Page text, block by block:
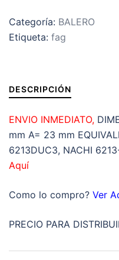
FAG
d=65mm
D=120mm
cantidad
Categoría: BALERO
Etiqueta: fag
DESCRIPCIÓN
ENVIO INMEDIATO,
mm A= 23 mm
6213DUC3, NACHI
Aquí
Como lo compro? Ver
PRECIO PARA